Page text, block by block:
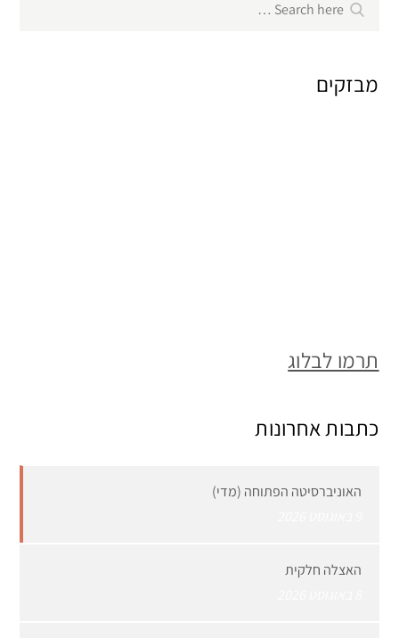
for:
Search
מבזקים
תרמו לבלוג
כתבות אחרונות
האוניברסיטה הפתוחה (מדי)
האצלה חלקית